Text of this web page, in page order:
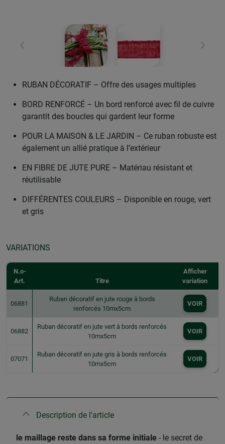
retour
RUBAN DÉCORATIF – Offre des usages multiples
BORD RENFORCÉ – Un bord renforcé avec fil de cuivre
garantit des boucles qui gardent leur forme
POUR LA MAISON & LE JARDIN – Ce ruban robuste est
également un allié pratique à l’extérieur
EN FIBRE DE JUTE PURE – Matériau résistant et
réutilisable
DIFFÉRENTES COULEURS – Disponible en rouge, vert
et gris
VARIATIONS
N.o-
Art.
Titre
Afficher
variation
06881
Ruban décoratif en jute rouge à bords
renforcés 10mx5cm
VOIR
06882
Ruban décoratif en jute vert à bords renforcés
10mx5cm
VOIR
07071
Ruban décoratif en jute gris à bords renforcés
10mx5cm
VOIR
Description de l'article
le maillage reste dans sa forme initiale - le secret de